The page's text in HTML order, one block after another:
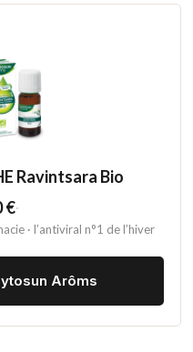
Ravintsara Bio
€·
· l’antiviral n°1 de l’hiver
Arôms